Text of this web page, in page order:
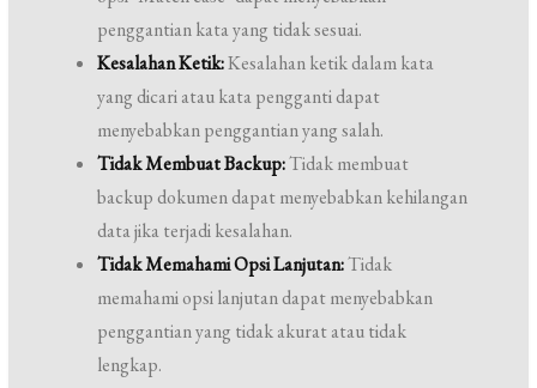
penggantian kata yang tidak sesuai.
Kesalahan Ketik:Kesalahan ketik dalam kata
yang dicari atau kata pengganti dapat
menyebabkan penggantian yang salah.
Tidak Membuat Backup:Tidak membuat
backup dokumen dapat menyebabkan kehilangan
data jika terjadi kesalahan.
Tidak Memahami Opsi Lanjutan:Tidak
memahami opsi lanjutan dapat menyebabkan
penggantian yang tidak akurat atau tidak
lengkap.